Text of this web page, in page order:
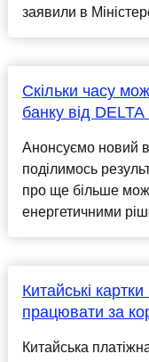
заявили в
Скільки часу
банку від
Анонсуємо новий
поділимось
про ще більше
енергетичними
Китайські
працювати за
Китайська